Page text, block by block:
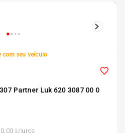
com seu veículo
Partner Luk 620 3087 00 0
s/juros